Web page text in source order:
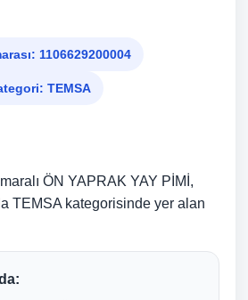
1106629200004
TEMSA
ÖN YAPRAK YAY PİMİ,
TEMSA kategorisinde yer alan